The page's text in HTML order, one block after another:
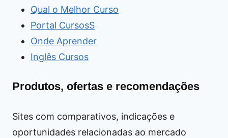
Qual o Melhor Curso
Portal CursosS
Onde Aprender
Inglês Cursos
Produtos, ofertas e recomendações
Sites com comparativos, indicações e
oportunidades relacionadas ao mercado